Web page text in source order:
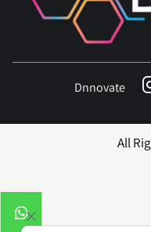
Dnnovate